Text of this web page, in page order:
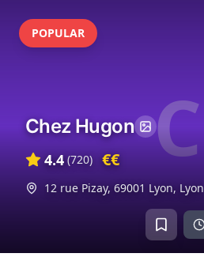
C
POPULAR
Chez Hugon
4.4 (720) €€
12 rue Pizay, 69001 Lyon, Lyon